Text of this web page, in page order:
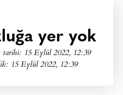
yer yok
tarihi: 15 Eylül 2022, 12:39
15 Eylül 2022, 12:39